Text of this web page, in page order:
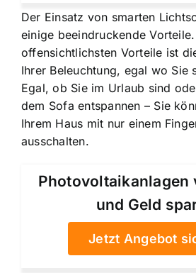
Der Einsatz von smarten
einige beeindruckende
offensichtlichsten Vorteile ist
Ihrer Beleuchtung, egal wo Sie
Egal, ob Sie im Urlaub sind
dem Sofa entspannen – Sie
Ihrem Haus mit nur einem
ausschalten.
Photovoltaikanlagen
und Geld
Jetzt Angebot